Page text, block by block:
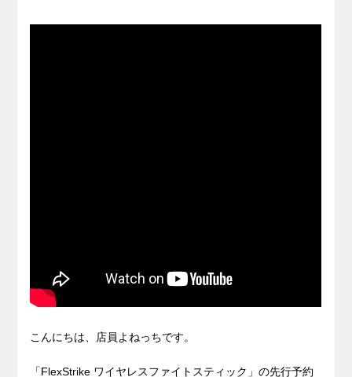
こんにちは、店員よねっちです。
「FlexStrike ワイヤレスファイトスティック」の先行予約